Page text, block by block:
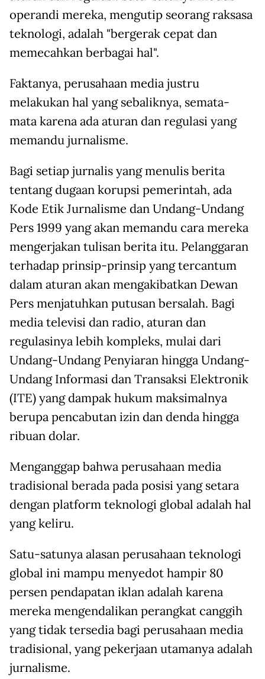
operandi mereka, mengutip seorang raksasa
teknologi, adalah "bergerak cepat dan
memecahkan berbagai hal".
Faktanya, perusahaan media justru
melakukan hal yang sebaliknya, semata-
mata karena ada aturan dan regulasi yang
memandu jurnalisme.
Bagi setiap jurnalis yang menulis berita
tentang dugaan korupsi pemerintah, ada
Kode Etik Jurnalisme dan Undang-Undang
Pers 1999 yang akan memandu cara mereka
mengerjakan tulisan berita itu. Pelanggaran
terhadap prinsip-prinsip yang tercantum
dalam aturan akan mengakibatkan Dewan
Pers menjatuhkan putusan bersalah. Bagi
media televisi dan radio, aturan dan
regulasinya lebih kompleks, mulai dari
Undang-Undang Penyiaran hingga Undang-
Undang Informasi dan Transaksi Elektronik
(ITE) yang dampak hukum maksimalnya
berupa pencabutan izin dan denda hingga
ribuan dolar.
Menganggap bahwa perusahaan media
tradisional berada pada posisi yang setara
dengan platform teknologi global adalah hal
yang keliru.
Satu-satunya alasan perusahaan teknologi
global ini mampu menyedot hampir 80
persen pendapatan iklan adalah karena
mereka mengendalikan perangkat canggih
yang tidak tersedia bagi perusahaan media
tradisional, yang pekerjaan utamanya adalah
jurnalisme.